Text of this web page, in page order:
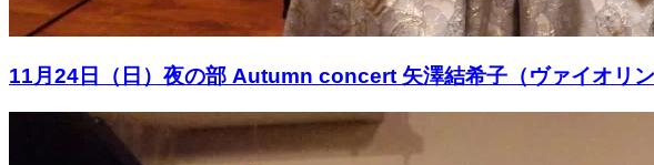
11月24日（日）夜の部 Autumn concert 矢澤結希子（ヴァイオリ